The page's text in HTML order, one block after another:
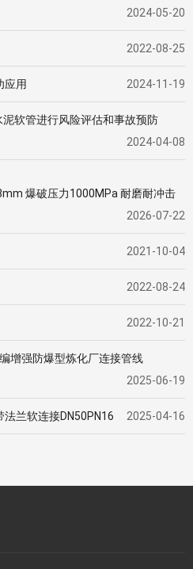
2024-05-20
2022-08-25
应用 2024-11-19
软管进行风险评估和事故预防
2024-04-08
爆破压力1000MPa 耐磨耐冲击
2026-07-22
2021-10-04
2022-08-24
2022-10-21
增强防爆型炼化厂连接管线
2025-06-19
兰软连接DN50PN16 2025-04-16